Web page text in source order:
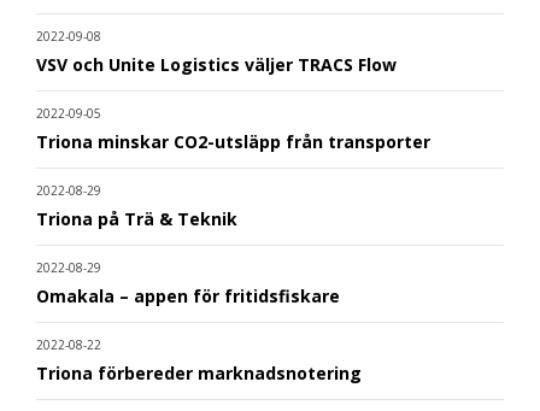
2022-09-08
VSV och Unite Logistics väljer TRACS Flow
2022-09-05
Triona minskar CO2-utsläpp från transporter
2022-08-29
Triona på Trä & Teknik
2022-08-29
Omakala – appen för fritidsfiskare
2022-08-22
Triona förbereder marknadsnotering